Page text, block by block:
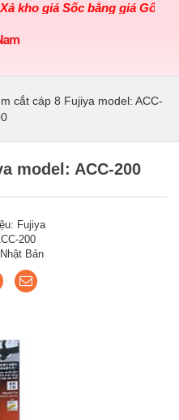
kho giá Sốc bằng giá Gốccho
cắt cáp 8 Fujiya model: ACC-
model: ACC-200
Fujiya
200
Bản